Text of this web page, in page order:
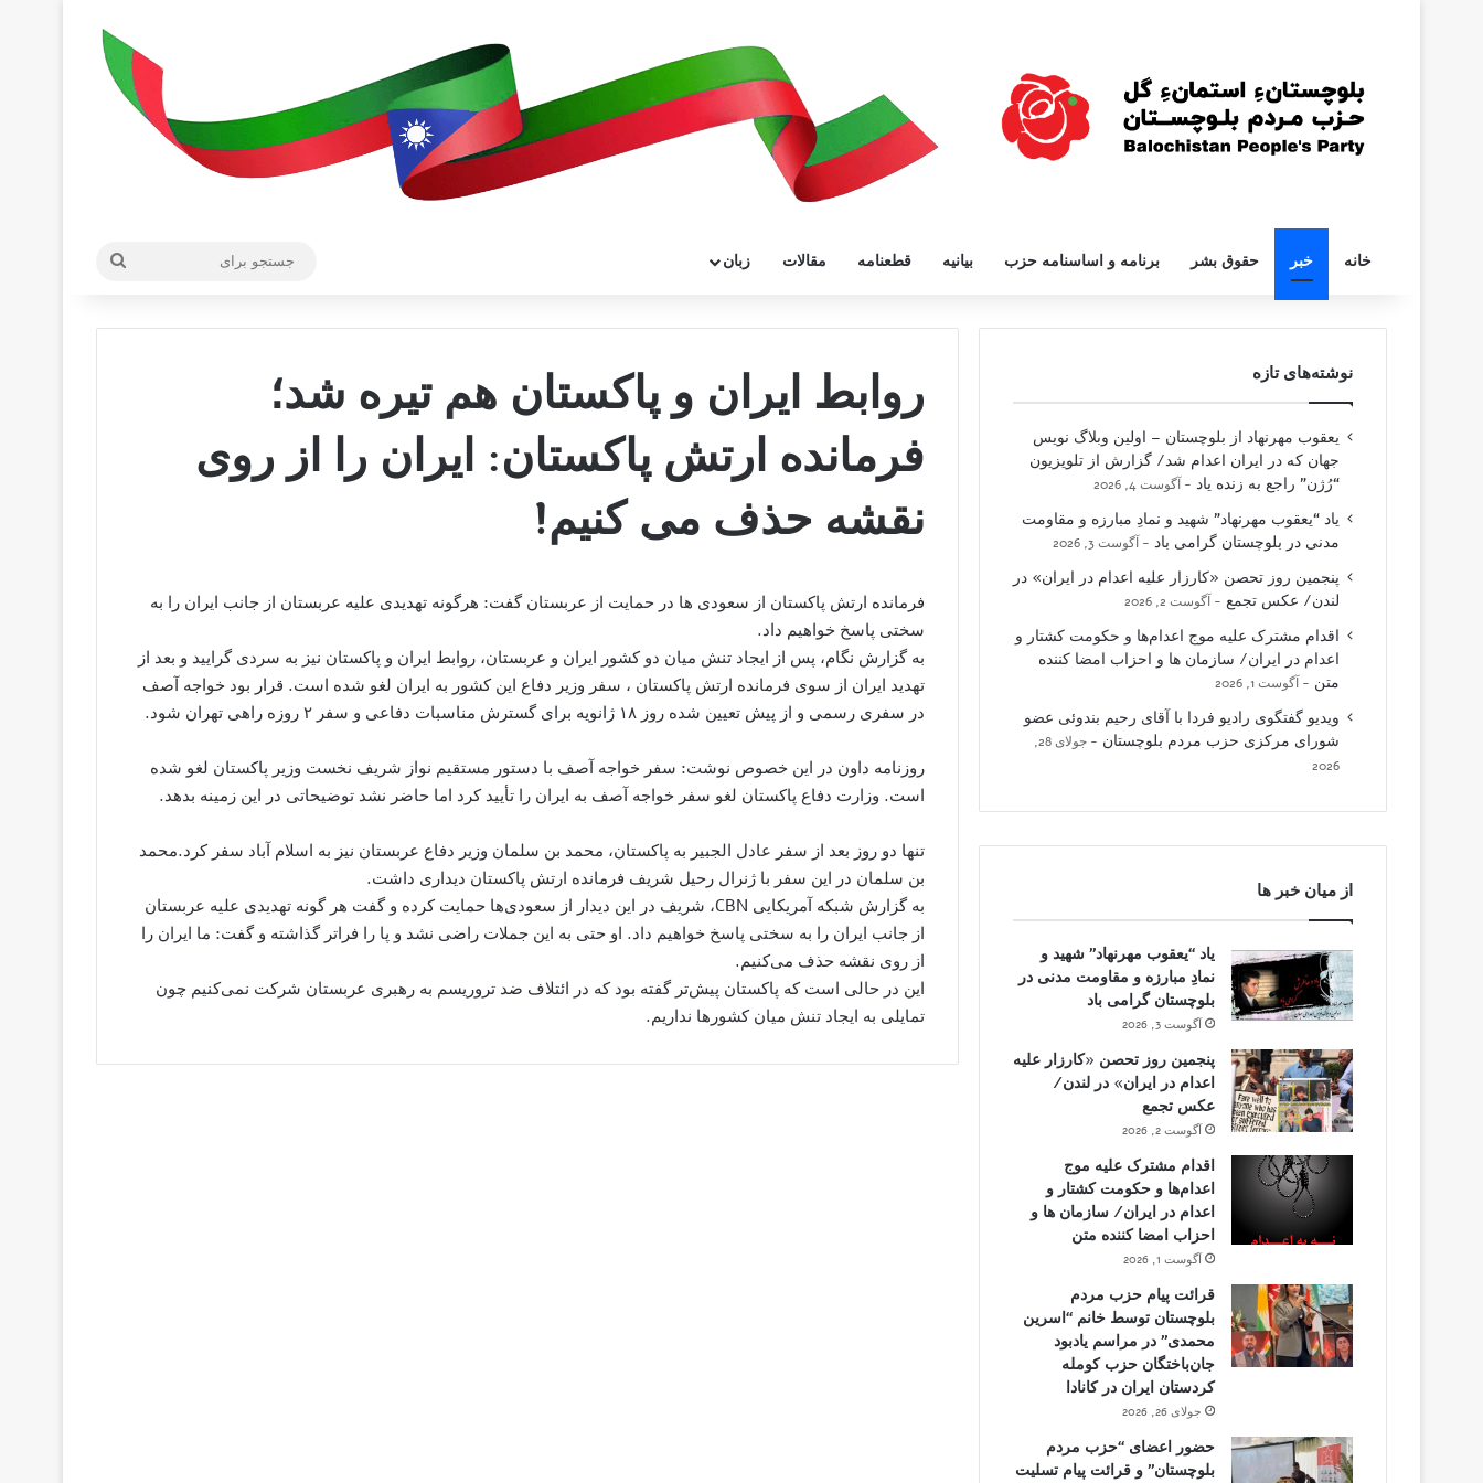
خانه خبر حقوق بشر برنامه و اساسنامه حزب بیانیه قطعنامه مقالات زبان
روابط ایران و پاکستان هم تیره شد؛
فرمانده ارتش پاکستان: ایران را از روی
نقشه حذف می کنیم!
فرمانده ارتش پاکستان از سعودی ها در حمایت از عربستان گفت: هرگونه تهدیدی علیه عربستان از جانب ایران را به
سختی پاسخ خواهیم داد.
به گزارش نگام، پس از ایجاد تنش میان دو کشور ایران و عربستان، روابط ایران و پاکستان نیز به سردی گرایید و بعد از
تهدید ایران از سوی فرمانده ارتش پاکستان ، سفر وزیر دفاع این کشور به ایران لغو شده است. قرار بود خواجه‌ آصف
در سفری رسمی و از پیش تعیین شده روز ۱۸ ژانویه برای گسترش مناسبات دفاعی و سفر ۲ روزه راهی تهران شود.
روزنامه داون در این خصوص نوشت: سفر خواجه آصف با دستور مستقیم نواز شریف نخست وزیر پاکستان لغو شده
است. وزارت دفاع پاکستان لغو سفر خواجه‌ آصف به ایران را تأیید کرد اما حاضر نشد توضیحاتی در این زمینه بدهد.
تنها دو روز بعد از سفر عادل الجبیر به پاکستان، محمد بن سلمان وزیر دفاع عربستان نیز به اسلام آباد سفر کرد.محمد
بن سلمان در این سفر با ژنرال رحیل شریف فرمانده ارتش پاکستان دیداری داشت.
به گزارش شبکه آمریکایی CBN، شریف در این دیدار از سعودی‌ها حمایت کرده و گفت هر گونه تهدیدی علیه عربستان
از جانب ایران را به سختی پاسخ خواهیم داد. او حتی به این جملات راضی نشد و پا را فرا‌تر گذاشته و گفت: ما ایران را
از روی نقشه حذف می‌کنیم.
این در حالی است که پاکستان پیش‌تر گفته بود که در ائتلاف ضد تروریسم به رهبری عربستان شرکت نمی‌کنیم چون
تمایلی به ایجاد تنش میان کشور‌ها نداریم.
نوشته‌های تازه
یعقوب مهرنهاد از بلوچستان – اولین وبلاگ نویس
جهان که در ایران اعدام شد/ گزارش از تلویزیون
“رُژن” راجع به زنده یاد
آگوست 4, 2026
یاد “یعقوب مهرنهاد” شهید و نمادِ مبارزه و مقاومت
مدنی در بلوچستان گرامی باد
آگوست 3, 2026
پنجمین روز تحصن «کارزار علیه اعدام در ایران» در
لندن/ عکس تجمع
آگوست 2, 2026
اقدام مشترک علیه موج اعدام‌ها و حکومت کشتار و
اعدام در ایران/ سازمان ها و احزاب امضا کننده
متن
آگوست 1, 2026
ویدیو گفتگوی رادیو فردا با آقای رحیم بندوئی عضو
شورای مرکزی حزب مردم بلوچستان
جولای 28,
2026
از میان خبر ها
یاد “یعقوب مهرنهاد” شهید و
نمادِ مبارزه و مقاومت مدنی در
بلوچستان گرامی باد
آگوست 3, 2026
پنجمین روز تحصن «کارزار علیه
اعدام در ایران» در لندن/
عکس تجمع
آگوست 2, 2026
اقدام مشترک علیه موج
اعدام‌ها و حکومت کشتار و
اعدام در ایران/ سازمان ها و
احزاب امضا کننده متن
آگوست 1, 2026
قرائت پیام حزب مردم
بلوچستان توسط خانم “اسرین
محمدی” در مراسم یادبود
جان‌باختگان حزب کومله
کردستان ایران در کانادا
جولای 26, 2026
حضور اعضای “حزب مردم
بلوچستان” و قرائت پیام تسلیت